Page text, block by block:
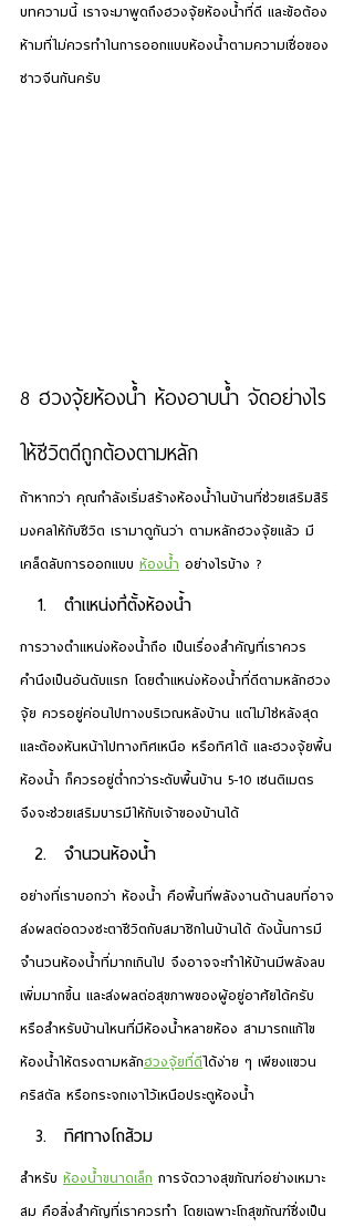
บทความนี้ เราจะมาพูดถึงฮวงจุ้ยห้องน้ำที่ดี และข้อต้อง
ห้ามที่ไม่ควรทำในการออกแบบห้องน้ำตามความเชื่อของ
ชาวจีนกันครับ
8 ฮวงจุ้ยห้องน้ำ ห้องอาบน้ำ จัดอย่างไร
ให้ชีวิตดีถูกต้องตามหลัก
ถ้าหากว่า คุณกำลังเริ่มสร้างห้องน้ำในบ้านที่ช่วยเสริมสิริ
มงคลให้กับชีวิต เรามาดูกันว่า ตามหลักฮวงจุ้ยแล้ว มี
เคล็ดลับการออกแบบ ห้องน้ำ อย่างไรบ้าง ?
ตำแหน่งที่ตั้งห้องน้ำ
การวางตำแหน่งห้องน้ำถือ เป็นเรื่องสำคัญที่เราควร
คำนึงเป็นอันดับแรก โดยตำแหน่งห้องน้ำที่ดีตามหลักฮวง
จุ้ย ควรอยู่ค่อนไปทางบริเวณหลังบ้าน แต่ไม่ใช่หลังสุด
และต้องหันหน้าไปทางทิศเหนือ หรือทิศใต้ และฮวงจุ้ยพื้น
ห้องน้ำ ก็ควรอยู่ต่ำกว่าระดับพื้นบ้าน 5-10 เซนติเมตร
จึงจะช่วยเสริมบารมีให้กับเจ้าของบ้านได้
จำนวนห้องน้ำ
อย่างที่เราบอกว่า ห้องน้ำ คือพื้นที่พลังงานด้านลบที่อาจ
ส่งผลต่อดวงชะตาชีวิตกับสมาชิกในบ้านได้ ดังนั้นการมี
จำนวนห้องน้ำที่มากเกินไป จึงอาจจะทำให้บ้านมีพลังลบ
เพิ่มมากขึ้น และส่งผลต่อสุขภาพของผู้อยู่อาศัยได้ครับ
หรือสำหรับบ้านไหนที่มีห้องน้ำหลายห้อง สามารถแก้ไข
ห้องน้ำให้ตรงตามหลักฮวงจุ้ยที่ดีได้ง่าย ๆ เพียงแขวน
คริสตัล หรือกระจกเงาไว้เหนือประตูห้องน้ำ
ทิศทางโถส้วม
สำหรับ ห้องน้ำขนาดเล็ก การจัดวางสุขภัณฑ์อย่างเหมาะ
สม คือสิ่งสำคัญที่เราควรทำ โดยเฉพาะโถสุขภัณฑ์ซึ่งเป็น